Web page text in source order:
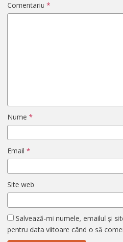
Comentariu *
Nume *
Email *
Site web
Salvează-mi numele, emailul și
pentru data viitoare când o să